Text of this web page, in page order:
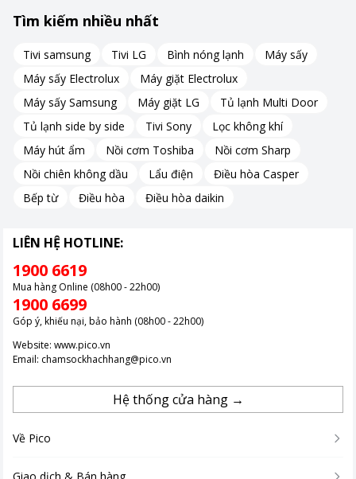
Tìm kiếm nhiều nhất
Tivi samsung Tivi LG Bình nóng lạnh
Máy sấy
Máy sấy Electrolux
Máy giặt Electrolux
Máy sấy Samsung
Máy giặt LG
Tủ lạnh Multi Door
Tủ lạnh side by side
Tivi Sony
Lọc không khí
Máy hút ẩm
Nồi cơm Toshiba
Nồi cơm Sharp
Nồi chiên không dầu
Lẩu điện
Điều hòa Casper
Bếp từ
Điều hòa Điều hòa daikin
LIÊN HỆ HOTLINE:
1900 6619
Mua hàng Online (08h00 - 22h00)
1900 6699
Góp ý, khiếu nại, bảo hành (08h00 - 22h00)
Website: www.pico.vn
Email: chamsockhachhang@pico.vn
Hệ thống cửa hàng →
Về Pico